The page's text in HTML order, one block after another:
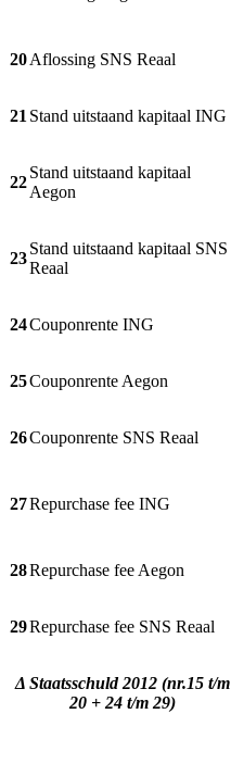
20Aflossing SNS Reaal
21 Stand uitstaand kapitaal ING
22
Stand uitstaand kapitaal
Aegon
23
Stand uitstaand kapitaal SNS
Reaal
24Couponrente ING
25Couponrente Aegon
26Couponrente SNS Reaal
27Repurchase fee ING
28Repurchase fee Aegon
29Repurchase fee SNS Reaal
Δ Staatsschuld 2012 (nr.15 t/m
20 + 24 t/m 29)